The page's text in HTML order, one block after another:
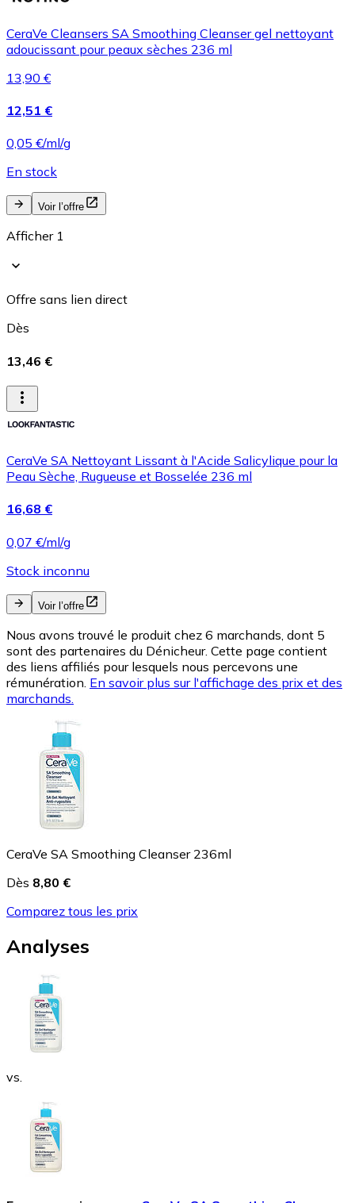
CeraVe Cleansers SA Smoothing Cleanser gel nettoyant
adoucissant pour peaux sèches 236 ml
13,90 €
12,51 €
0,05 €/ml/g
En stock
Voir l’offre
Afficher 1
Offre sans lien direct
Dès
13,46 €
CeraVe SA Nettoyant Lissant à l'Acide Salicylique pour la
Peau Sèche, Rugueuse et Bosselée 236 ml
16,68 €
0,07 €/ml/g
Stock inconnu
Voir l’offre
Nous avons trouvé le produit chez 6 marchands, dont 5
sont des partenaires du Dénicheur. Cette page contient
des liens affiliés pour lesquels nous percevons une
rémunération. En savoir plus sur l'affichage des prix et des
marchands.
CeraVe SA Smoothing Cleanser 236ml
Dès 8,80 €
Comparez tous les prix
Analyses
vs.